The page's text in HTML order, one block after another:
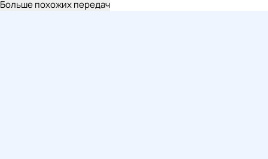
Больше похожих передач